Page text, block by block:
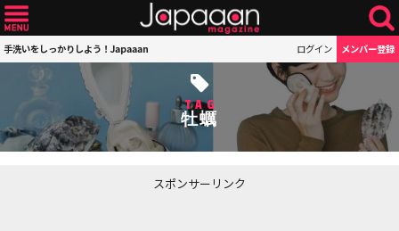
手洗いをしっかりしよう！Japaaan ログイン メンバー登録
TAG
牡蠣
スポンサーリンク